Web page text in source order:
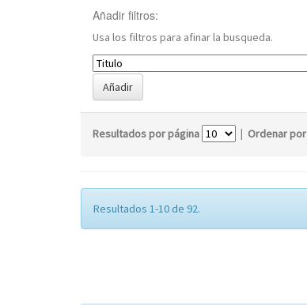
Añadir filtros:
Usa los filtros para afinar la busqueda.
Resultados por página | Ordenar por
Resultados 1-10 de 92.